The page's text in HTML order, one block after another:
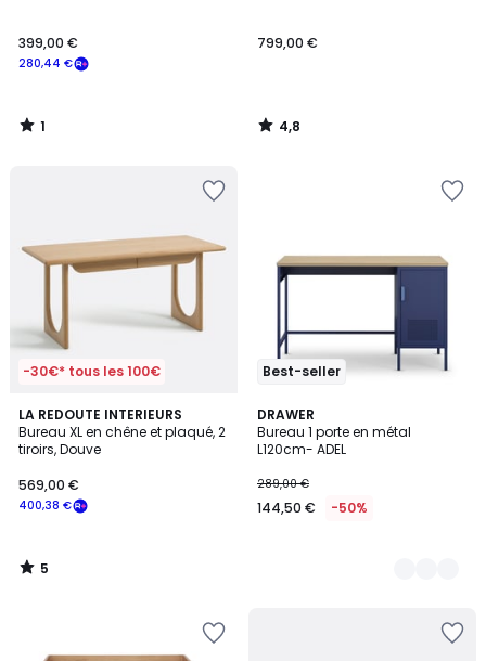
280,44 €
399,00 €
1
/
799,00 €
4,8
/
-30€* tous les 100€
LA REDOUTE INTERIEURS
Bureau XL en chêne et plaqué, 2
tiroirs, Douve
400,38 €
569,00 €
5
/
5
5
/
Best-seller
DRAWER
Bureau 1 porte en métal
L120cm- ADEL
289,00 €
144,50 € -50%
5
Couleurs